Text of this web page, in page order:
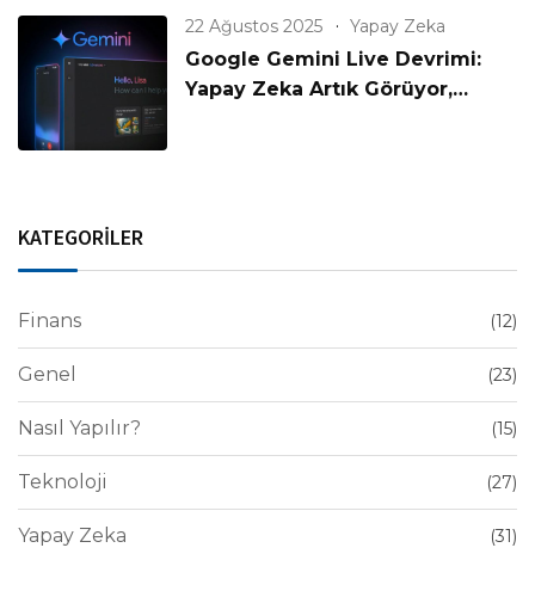
22 Ağustos 2025 Yapay Zeka
Google Gemini Live Devrimi:
Yapay Zeka Artık Görüyor,
KATEGORİLER
Finans (12)
Genel (23)
Nasıl Yapılır? (15)
Teknoloji (27)
Yapay Zeka (31)